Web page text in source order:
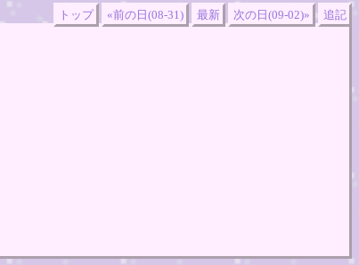
トップ «前の日(08-31) 最新 次の日(09-02)» 追記